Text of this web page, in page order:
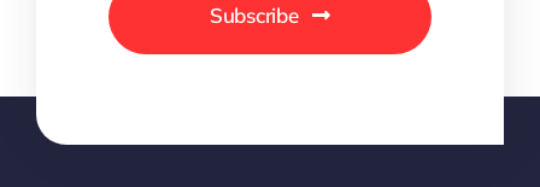
Subscribe